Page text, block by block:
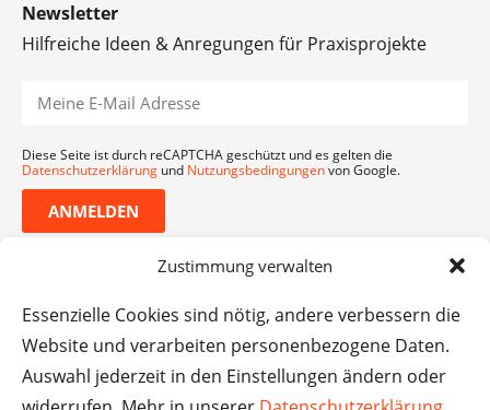
Zustimmung verwalten
Essenzielle Cookies sind nötig, andere verbessern die
Website und verarbeiten personenbezogene Daten.
Auswahl jederzeit in den Einstellungen ändern oder
Newsletter
Hilfreiche Ideen & Anregungen für Praxisprojekte
Diese Seite ist durch reCAPTCHA geschützt und es gelten die
Datenschutzerklärung und Nutzungsbedingungenvon Google.
ANMELDEN